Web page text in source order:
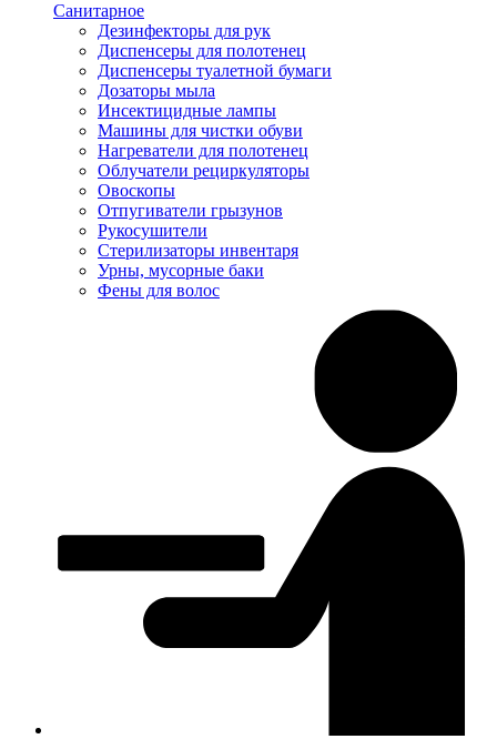
Санитарное
Дезинфекторы для рук
Диспенсеры для полотенец
Диспенсеры туалетной бумаги
Дозаторы мыла
Инсектицидные лампы
Машины для чистки обуви
Нагреватели для полотенец
Облучатели рециркуляторы
Овоскопы
Отпугиватели грызунов
Рукосушители
Стерилизаторы инвентаря
Урны, мусорные баки
Фены для волос